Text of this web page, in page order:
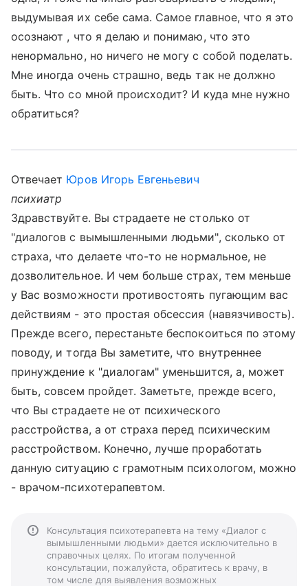
выдумывая их себе сама. Самое главное, что я это
осознают , что я делаю и понимаю, что это
ненормально, но ничего не могу с собой поделать.
Мне иногда очень страшно, ведь так не должно
быть. Что со мной происходит? И куда мне нужно
обратиться?
Отвечает Юров Игорь Евгеньевич
психиатр
Здравствуйте. Вы страдаете не столько от
"диалогов с вымышленными людьми", сколько от
страха, что делаете что-то не нормальное, не
дозволительное. И чем больше страх, тем меньше
у Вас возможности противостоять пугающим вас
действиям - это простая обсессия (навязчивость).
Прежде всего, перестаньте беспокоиться по этому
поводу, и тогда Вы заметите, что внутреннее
принуждение к "диалогам" уменьшится, а, может
быть, совсем пройдет. Заметьте, прежде всего,
что Вы страдаете не от психического
расстройства, а от страха перед психическим
расстройством. Конечно, лучше проработать
данную ситуацию с грамотным психологом, можно
- врачом-психотерапевтом.
Консультация психотерапевта на тему «Диалог с
вымышленными людьми» дается исключительно в
справочных целях. По итогам полученной
консультации, пожалуйста, обратитесь к врачу, в
том числе для выявления возможных